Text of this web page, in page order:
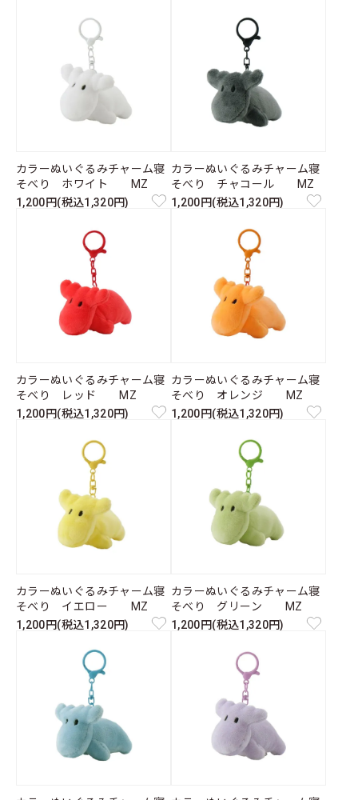
カラーぬいぐるみチャーム寝
そべり ホワイト MZ
1,200円(税込1,320円)
カラーぬいぐるみチャーム寝
そべり チャコール MZ
1,200円(税込1,320円)
カラーぬいぐるみチャーム寝
そべり レッド MZ
1,200円(税込1,320円)
カラーぬいぐるみチャーム寝
そべり オレンジ MZ
1,200円(税込1,320円)
カラーぬいぐるみチャーム寝
そべり イエロー MZ
1,200円(税込1,320円)
カラーぬいぐるみチャーム寝
そべり グリーン MZ
1,200円(税込1,320円)